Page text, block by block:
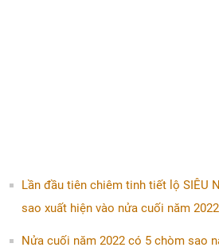
Lần đầu tiên chiêm tinh tiết lộ SIÊU
sao xuất hiện vào nửa cuối năm 2022
Nửa cuối năm 2022 có 5 chòm sao